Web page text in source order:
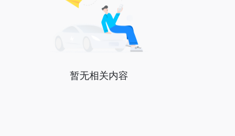
暂无相关内容